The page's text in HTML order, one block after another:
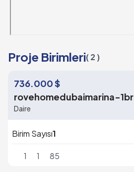
Proje Birimleri( 2 )
736.000 $
rovehomedubaimarina-1br
Daire
Birim Sayısı1
1 1 85